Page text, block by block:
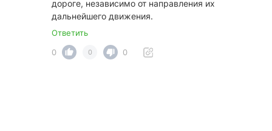
дороге, независимо от направления их
дальнейшего движения.
Ответить
0
0 0